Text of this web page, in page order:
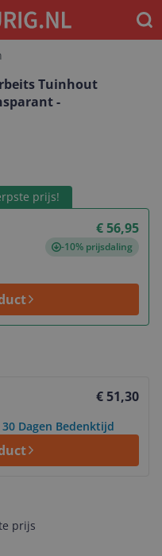
Tuinhout
-
prijs!
€ 56,95
-10% prijsdaling
€ 51,30
Dagen Bedenktijd
prijs